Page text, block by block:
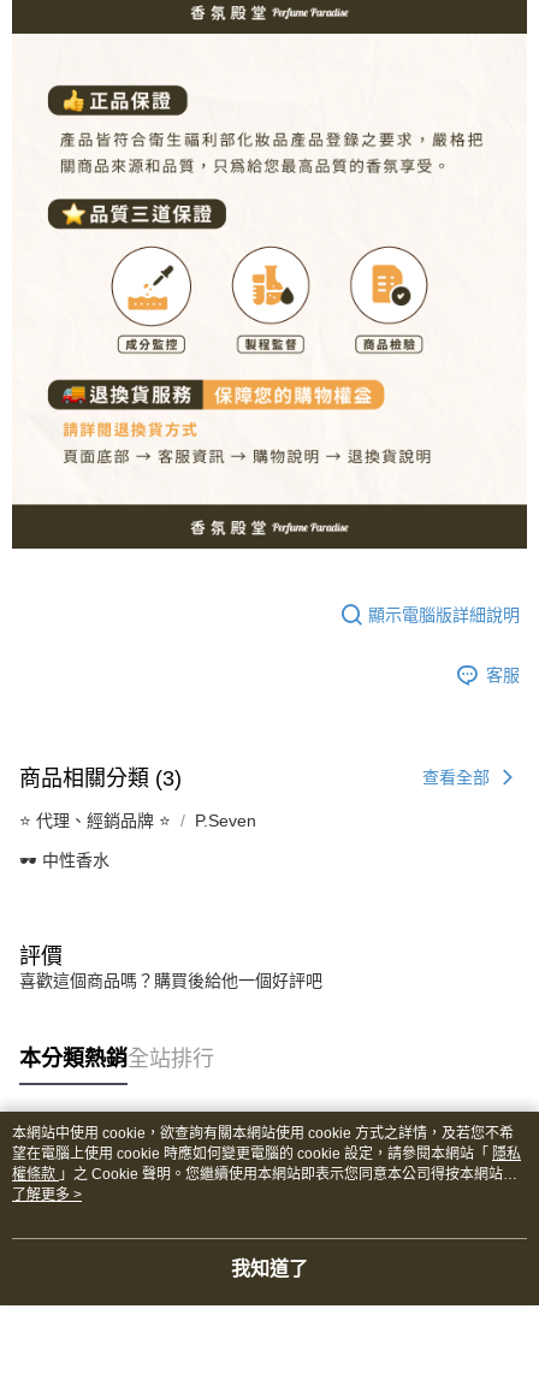
顯示電腦版詳細說明
客服
商品相關分類 (3) 查看全部
⭐️ 代理、經銷品牌 ⭐️ P.Seven
🕶️ 中性香水
評價
喜歡這個商品嗎？購買後給他一個好評吧
本分類熱銷全站排行
熱門標籤
本網站中使用 cookie，欲查詢有關本網站使用 cookie 方式之詳情，及若您不希
望在電腦上使用 cookie 時應如何變更電腦的 cookie 設定，請參閱本網站「 隱私
權條款 」之 Cookie 聲明。您繼續使用本網站即表示您同意本公司得按本網站使
用條款之 Cookie 聲明使用 cookie。
了解更多 >
我知道了